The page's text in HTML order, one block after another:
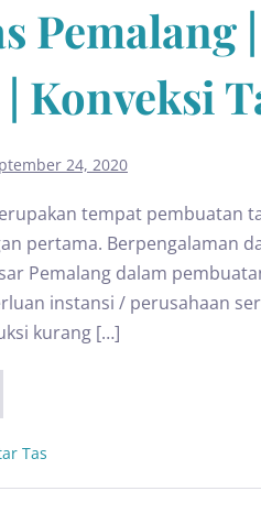
Pemalang
Konveksi
24, 2020
tempat pembuatan
pertama. Berpengalaman
Pemalang dalam
instansi / perusahaan
kurang […]
Tas